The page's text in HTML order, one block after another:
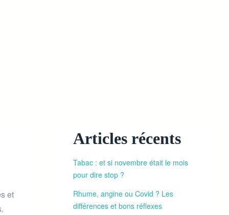
et
Articles récents
Tabac : et si novembre était le mois
pour dire stop ?
Rhume, angine ou Covid ? Les
différences et bons réflexes